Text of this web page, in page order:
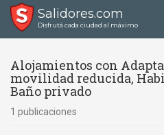
Salidores.com
Disfrutá cada ciudad al máximo
Alojamientos con
movilidad reducida,
Baño privado
1 publicaciones